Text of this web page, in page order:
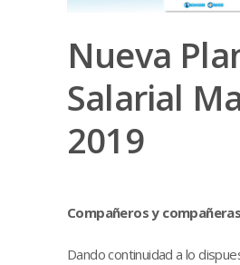
Nueva
Salarial
2019
Compañeros y
Dando continuidad a lo